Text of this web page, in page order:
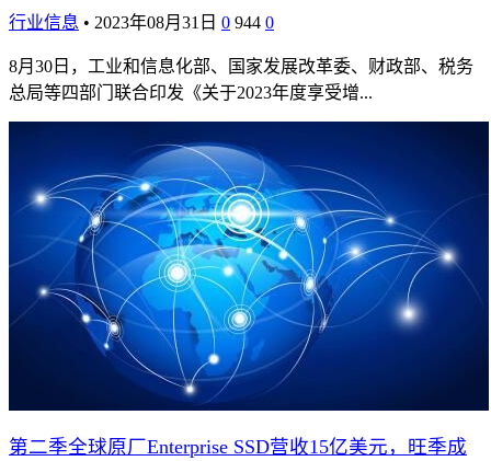
行业信息 • 2023年08月31日 0 944 0
8月30日，工业和信息化部、国家发展改革委、财政部、税务
总局等四部门联合印发《关于2023年度享受增...
第二季全球原厂Enterprise SSD营收15亿美元，旺季成